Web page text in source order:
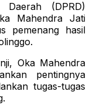
(DPRD)
Mahendra Jati
pemenang hasil
Oka Mahendra
pentingnya
tugas-tugas